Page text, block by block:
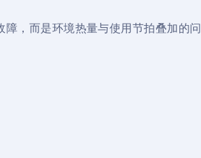
，而是环境热量与使用节拍叠加的问